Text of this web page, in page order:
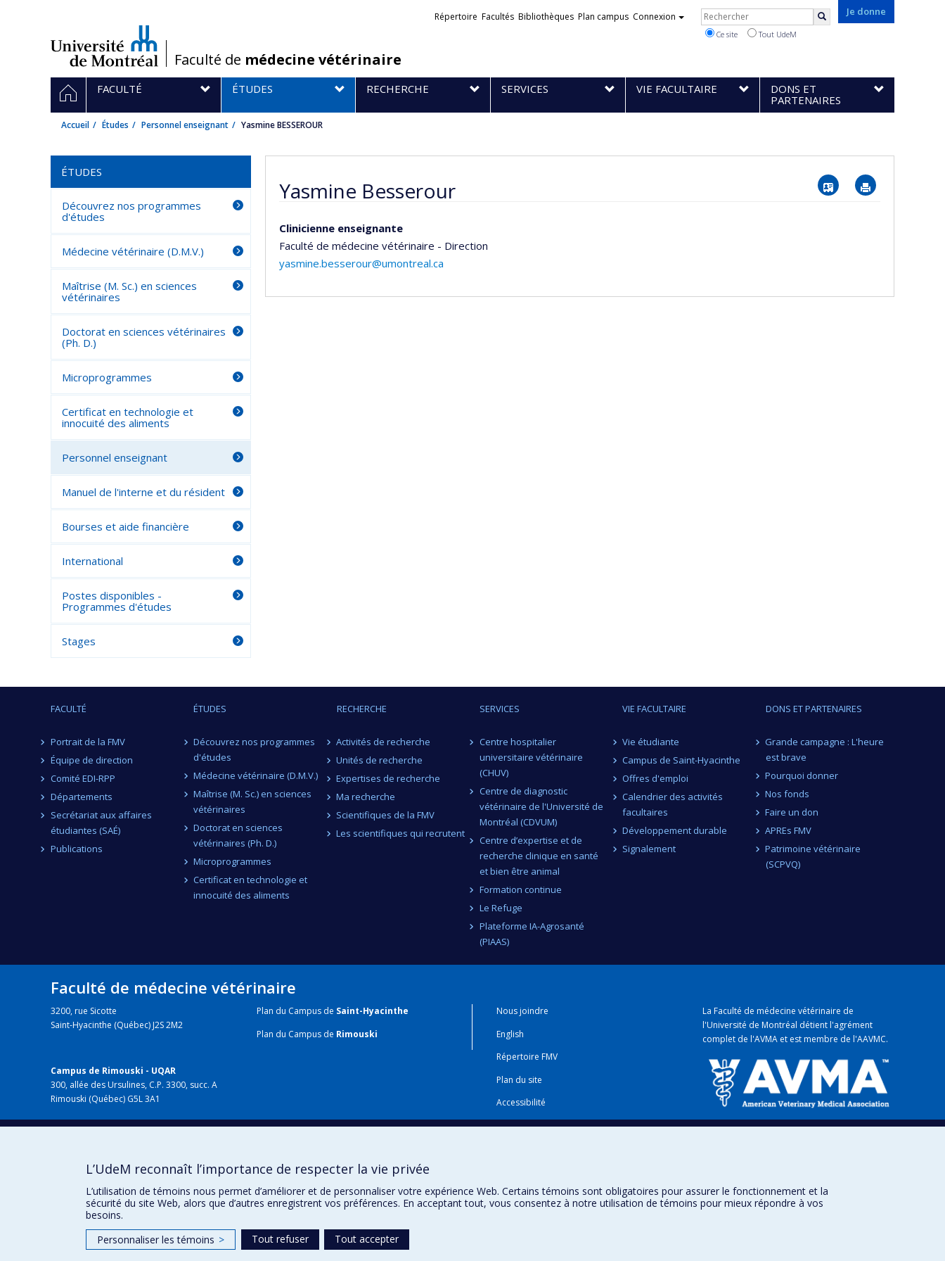
/Faculté de médecine vétérinaire
Je donne
Liens
Répertoire Facultés Bibliothèques Plan campus Connexion Rechercher
Ce site Tout UdeM
Navigation
principale
ACCUEIL
FACULTÉ ÉTUDES RECHERCHE SERVICES VIE FACULTAIRE
DONS ET
PARTENAIRES
Accueil Études Personnel enseignant Yasmine BESSEROUR
Yasmine Besserour Vcard
Clinicienne enseignante
Faculté de médecine vétérinaire - Direction
yasmine.besserour@umontreal.ca
ÉTUDES
Découvrez nos programmes
d'études
Médecine vétérinaire (D.M.V.)
Maîtrise (M. Sc.) en sciences
vétérinaires
Doctorat en sciences vétérinaires
(Ph. D.)
Microprogrammes
Certificat en technologie et
innocuité des aliments
Personnel enseignant
Manuel de l'interne et du résident
Bourses et aide financière
International
Postes disponibles -
Programmes d'études
Stages
FACULTÉ
Portrait de la FMV
Équipe de direction
Comité EDI-RPP
Départements
Secrétariat aux affaires
étudiantes (SAÉ)
Publications
ÉTUDES
Découvrez nos programmes
d'études
Médecine vétérinaire (D.M.V.)
Maîtrise (M. Sc.) en sciences
vétérinaires
Doctorat en sciences
vétérinaires (Ph. D.)
Microprogrammes
Certificat en technologie et
innocuité des aliments
RECHERCHE
Activités de recherche
Unités de recherche
Expertises de recherche
Ma recherche
Scientifiques de la FMV
Les scientifiques qui recrutent
SERVICES
Centre hospitalier
universitaire vétérinaire
(CHUV)
Centre de diagnostic
vétérinaire de l'Université de
Montréal (CDVUM)
Centre d’expertise et de
recherche clinique en santé
et bien être animal
Formation continue
Le Refuge
Plateforme IA-Agrosanté
(PIAAS)
VIE FACULTAIRE
Vie étudiante
Campus de Saint-Hyacinthe
Offres d'emploi
Calendrier des activités
facultaires
Développement durable
Signalement
DONS ET PARTENAIRES
Grande campagne : L'heure
est brave
Pourquoi donner
Nos fonds
Faire un don
APREs FMV
Patrimoine vétérinaire
(SCPVQ)
Faculté de médecine vétérinaire
3200, rue Sicotte
Saint-Hyacinthe (Québec) J2S 2M2
Campus de Rimouski - UQAR
300, allée des Ursulines, C.P. 3300, succ. A
Rimouski (Québec) G5L 3A1
Plan du Campus de Saint-Hyacinthe
Plan du Campus de Rimouski
Nous joindre
English
Répertoire FMV
Plan du site
Accessibilité
Gabarits et image de marque
La Faculté de médecine vétérinaire de
l'Université de Montréal détientl'agrément
complet de l'AVMA et est membre de l'AAVMC.
L’UdeM reconnaît l’importance de respecter la vie privée
L’utilisation de témoins nous permet d’améliorer et de personnaliser votre expérience Web. Certains témoins sont obligatoires pour assurer le fonctionnement et la
sécurité du site Web, alors que d’autres enregistrent vos préférences. En acceptant tout, vous consentez à notre utilisation de témoins pour mieux répondre à vos
besoins.
Personnaliser les témoins > Tout refuser
Tout accepter